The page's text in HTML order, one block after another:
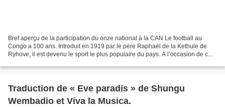
Bref aperçu de la participation du onze national à la CAN Le football au
Congo a 100 ans. Introduit en 1919 par le père Raphaël de la Kethule de
Ryhove, il est devenu le sport le plus populaire du pays. A l’occasion de cet
Traduction de « Eve paradis » de Shungu
Wembadio et Viva la Musica.